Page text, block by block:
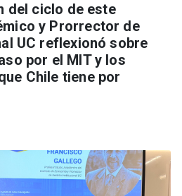
del ciclo de este
y Prorrector de
UC reflexionó sobre
por el MIT y los
Chile tiene por